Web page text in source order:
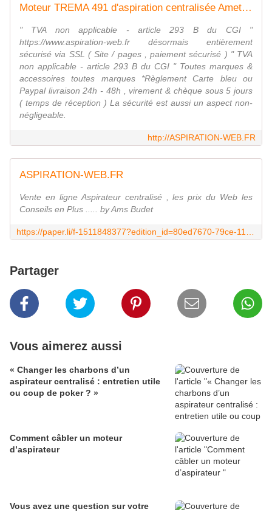
Moteur TREMA 491 d'aspiration centralisée Ametek Lamb
" TVA non applicable - article 293 B du CGI "
https://www.aspiration-web.fr désormais entièrement
sécurisé via SSL ( Site / pages , paiement sécurisé ) " TVA
non applicable - article 293 B du CGI " Toutes marques &
accessoires toutes marques *Règlement Carte bleu ou
Paypal livraison 24h - 48h , virement & chèque sous 5 jours
( temps de réception ) La sécurité est aussi un aspect non-
négligeable.
http://ASPIRATION-WEB.FR
ASPIRATION-WEB.FR
Vente en ligne Aspirateur centralisé , les prix du Web les
Conseils en Plus ..... by Ams Budet
Partager
Vous aimerez aussi
« Changer les charbons d’un
aspirateur centralisé : entretien utile
ou coup de poker ? »
Comment câbler un moteur
d’aspirateur
Vous avez une question sur votre